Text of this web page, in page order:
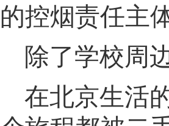
的控烟责任主
除了学校周
在北京生活